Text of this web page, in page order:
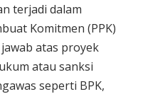
terjadi dalam
Komitmen (PPK)
atas proyek
atau sanksi
seperti BPK,